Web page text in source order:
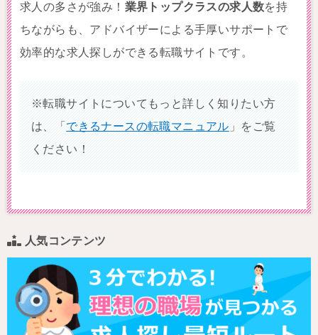
求人の多さが強み！ 業界トップクラスの求人数を持
ちながらも、アドバイザーによる手厚いサポートで
効率的な求人探しができる転職サイトです。
※転職サイトについてもっと詳しく知りたい方
は、「できるナースの転職マニュアル 」をご覧
ください！
人気コンテンツ